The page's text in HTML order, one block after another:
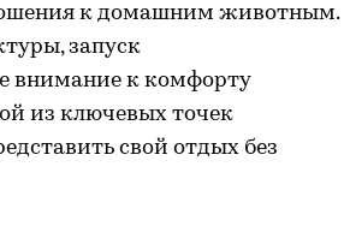
к домашним животным.
запуск
внимание к комфорту
из ключевых точек
свой отдых без